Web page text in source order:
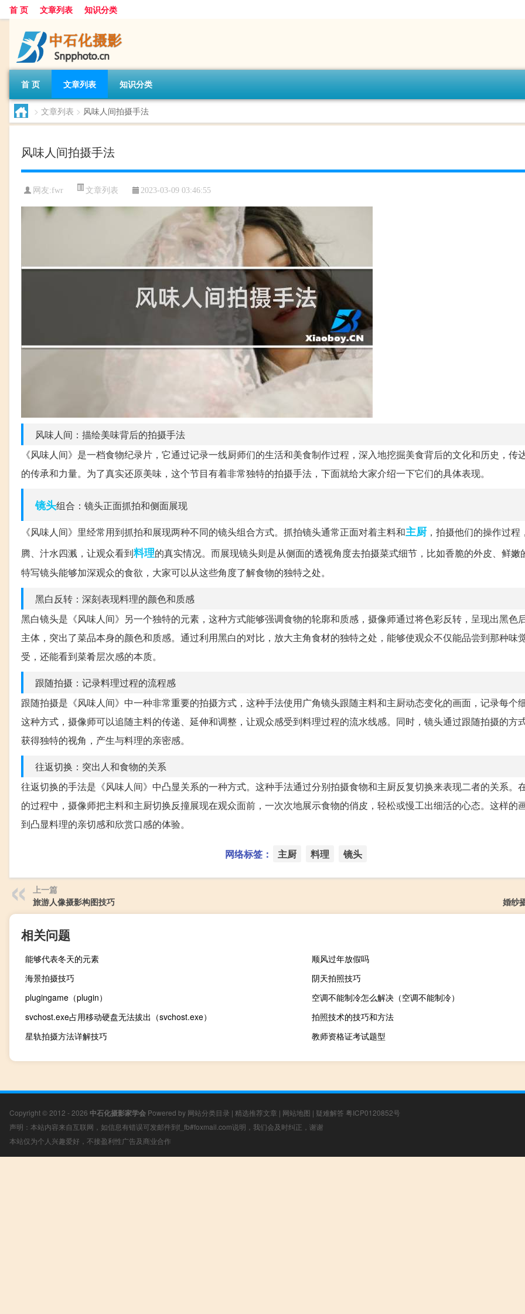
首 页 文章列表 知识分类
首 页 文章列表 知识分类
> 文章列表 > 风味人间拍摄手法
风味人间拍摄手法
网友:fwr 文章列表 2023-03-09 03:46:55
风味人间：描绘美味背后的拍摄手法
《风味人间》是一档食物纪录片，它通过记录一线厨师们的生活和美食制作过程，深入地挖掘美食背后的文化和历史，传
的传承和力量。为了真实还原美味，这个节目有着非常独特的拍摄手法，下面就给大家介绍一下它们的具体表现。
镜头组合：镜头正面抓拍和侧面展现
《风味人间》里经常用到抓拍和展现两种不同的镜头组合方式。抓拍镜头通常正面对着主料和主厨 ，拍摄他们的操作过程
腾、汁水四溅，让观众看到料理的真实情况。而展现镜头则是从侧面的透视角度去拍摄菜式细节，比如香脆的外皮、鲜嫩
特写镜头能够加深观众的食欲，大家可以从这些角度了解食物的独特之处。
黑白反转：深刻表现料理的颜色和质感
黑白镜头是《风味人间》另一个独特的元素，这种方式能够强调食物的轮廓和质感，摄像师通过将色彩反转，呈现出黑色
主体，突出了菜品本身的颜色和质感。通过利用黑白的对比，放大主角食材的独特之处，能够使观众不仅能品尝到那种味
受，还能看到菜肴层次感的本质。
跟随拍摄：记录料理过程的流程感
跟随拍摄是《风味人间》中一种非常重要的拍摄方式，这种手法使用广角镜头跟随主料和主厨动态变化的画面，记录每个
这种方式，摄像师可以追随主料的传递、延伸和调整，让观众感受到料理过程的流水线感。同时，镜头通过跟随拍摄的方
获得独特的视角，产生与料理的亲密感。
往返切换：突出人和食物的关系
往返切换的手法是《风味人间》中凸显关系的一种方式。这种手法通过分别拍摄食物和主厨反复切换来表现二者的关系。
的过程中，摄像师把主料和主厨切换反撞展现在观众面前，一次次地展示食物的俏皮，轻松或慢工出细活的心态。这样的
到凸显料理的亲切感和欣赏口感的体验。
网络标签： 主厨 料理 镜头
上一篇
旅游人像摄影构图技巧
婚纱
相关问题
能够代表冬天的元素
顺风过年放假吗
海景拍摄技巧
阴天拍照技巧
plugingame（plugin）
空调不能制冷怎么解决（空调不能制冷）
svchost.exe占用移动硬盘无法拔出（svchost.exe）
拍照技术的技巧和方法
星轨拍摄方法详解技巧
教师资格证考试题型
Copyright © 2012 - 2026 中石化摄影家学会 Powered by 网站分类目录 | 精选推荐文章 | 网站地图 | 疑难解答 粤ICP0120852号
声明：本站内容来自互联网，如信息有错误可发邮件到f_fb#foxmail.com说明，我们会及时纠正，谢谢
本站仅为个人兴趣爱好，不接盈利性广告及商业合作